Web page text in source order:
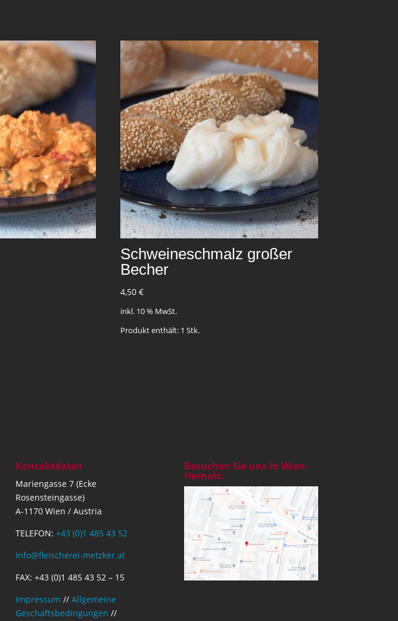
Schweineschmalz großer
Becher
4,50€
inkl. 10 % MwSt.
Produkt enthält: 1Stk.
Kontaktdaten
Mariengasse 7 (Ecke
Rosensteingasse)
A-1170 Wien / Austria
TELEFON: +43 (0)1 485 43 52
info@fleischerei-metzker.at
FAX: +43 (0)1 485 43 52 – 15
Impressum // Allgemeine
Geschäftsbedingungen //
Besuchen Sie uns in Wien-
Hernals: